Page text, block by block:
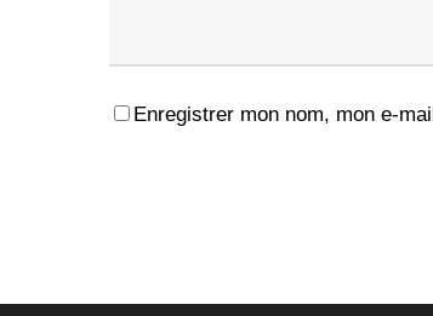
Enregistrer mon nom, mon e-